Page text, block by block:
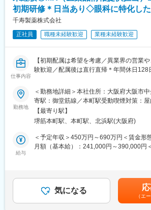
を大切にしています。
変更の範囲：会社の定める業務
・健康相談、新商品・サービスのご提案
※新規で配置薬を置いていただくお客様へ
└配置薬は無料で置けるのと、お客様から
■未経験の方も安心！充実した研修制度：
・入社直後～2週間 ： OJT形式で、薬の
・入社2週間～1カ月 ： 先輩社員に同行
す。「会話のコツ」や「商品のご案内方法
キルを習得します。
・入社1カ月以降 ： 慣れてきたら独り立ち
ンに訪問します。
★困ったら先輩社員に相談しやすい雰囲
・資格取得にあたっては、無料で支援を行
さい。
・資格取得後は、資格手当として給与に
初期研修＊日当あり◇眼科に特化し
千寿製薬株式会社
正社員 職種未経験歓迎 業種未経験歓迎
仕事内容
【初期配属は希望を考慮／異業界の営業
験歓迎／配属後は直行直帰＊年間休日128
■職務内容：
医薬品の情報提供担当（MR）として、ド
問、当社製品の提案・販売をお任せします
＜具体的な業務内容＞
◎訪問先：主に大学病院や眼科クリニック
・医薬品に関する情報提供活動
└クリニック向けに勉強会なども実施しま
・販売代理店を訪問し、代理店担当者と
勤務地
＜勤務地詳細＞本社住所：大阪府大阪市
寄駅：御堂筋線／本町駅受動喫煙対策：
囲：会社の定める事業所
【最寄り駅】
堺筋本町駅、本町駅、北浜駅(大阪府)
給与
＜予定年収＞450万円～690万円＜賃金形
月額（基本給）：241,000円～390,000円
も目安の金額であり、選考を通じて上下
月給(月額)は固定手当を含めた表記です。
気になる
（エ